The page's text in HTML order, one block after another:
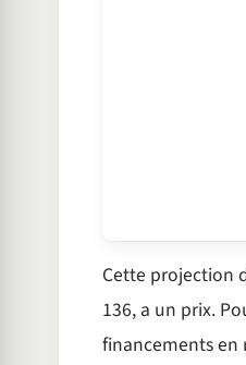
Cette projection
136, a un prix.
financements en